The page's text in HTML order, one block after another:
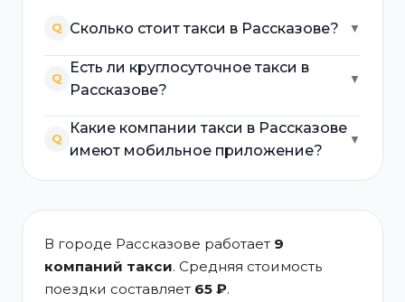
Q Сколько стоит такси в Рассказове? ▼
Q
Есть ли круглосуточное такси в
Рассказове?
▼
Q
Какие компании такси в Рассказове
имеют мобильное приложение?
▼
В городе Рассказове работает 9
компаний такси. Средняя стоимость
поездки составляет 65 ₽.